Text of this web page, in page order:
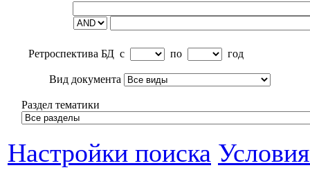
Ретроспектива БД c по год
Вид документа
Раздел тематики
Настройки поиска